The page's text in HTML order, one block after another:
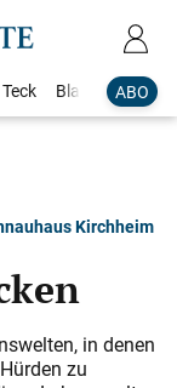
ABO
Blaulicht
Kirchheim
in denen
zu